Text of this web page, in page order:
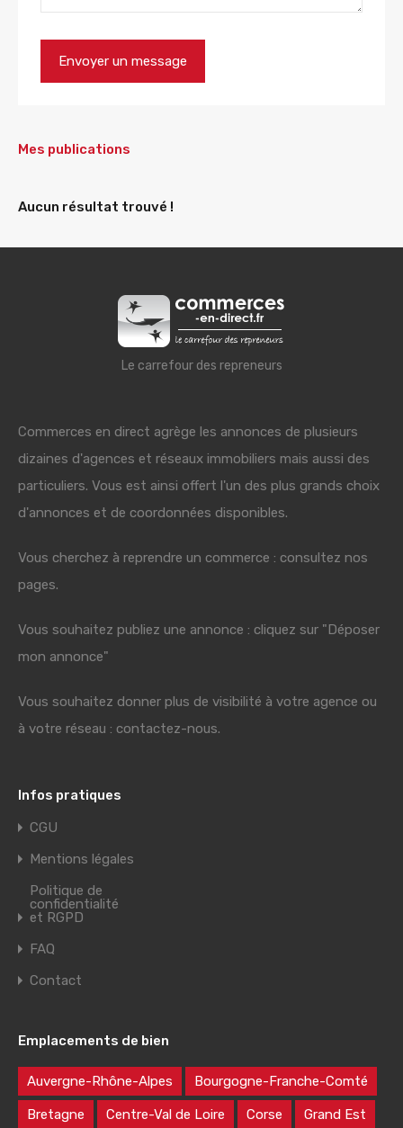
Mes publications
Aucun résultat trouvé !
Le carrefour des repreneurs
Commerces en direct agrège les annonces de plusieurs
dizaines d'agences et réseaux immobiliers mais aussi des
particuliers. Vous est ainsi offert l'un des plus grands choix
d'annonces et de coordonnées disponibles.
Vous cherchez à reprendre un commerce : consultez nos
pages.
Vous souhaitez publiez une annonce : cliquez sur "Déposer
mon annonce"
Vous souhaitez donner plus de visibilité à votre agence ou
à votre réseau : contactez-nous.
Infos pratiques
CGU
Mentions légales
Politique de
confidentialité
et RGPD
FAQ
Contact
Emplacements de bien
Auvergne-Rhône-Alpes Bourgogne-Franche-Comté
Bretagne Centre-Val de Loire Corse Grand Est